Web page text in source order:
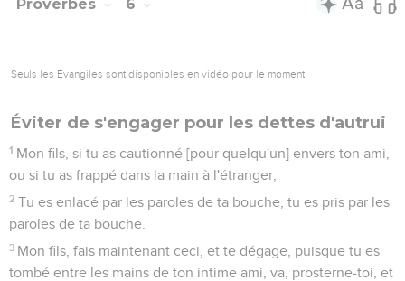
Proverbes 6
Seuls les Évangiles sont disponibles en vidéo pour le moment.
Éviter de s'engager pour les dettes d'autrui
1 Mon fils, si tu as cautionné [pour quelqu'un] envers ton ami,
ou si tu as frappé dans la main à l'étranger,
2 Tu es enlacé par les paroles de ta bouche, tu es pris par les
paroles de ta bouche.
3 Mon fils, fais maintenant ceci, et te dégage, puisque tu es
tombé entre les mains de ton intime ami, va, prosterne-toi, et